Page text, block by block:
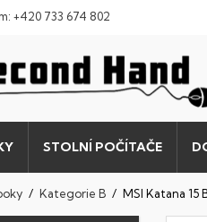
+420 733 674 802
STOLNÍ POČÍTAČE
Kategorie B MSI Katana 15